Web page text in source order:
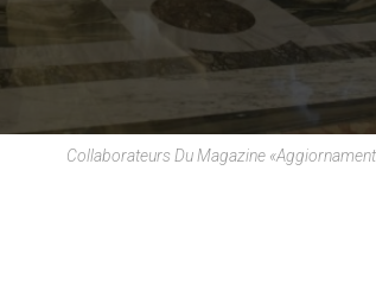
Collaborateurs Du Magazine